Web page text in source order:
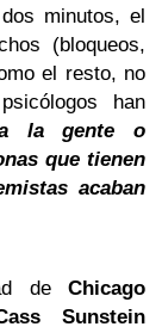
minutos, el
(bloqueos,
el resto, no
han
la gente o
que tienen
acaban
de Chicago
Sunstein